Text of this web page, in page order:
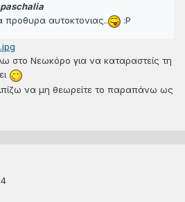
προθυρα αυτοκτονιας..
:P
στο Νεωκόρο για να καταραστείς τη
να μη θεωρείτε το παραπάνω ως